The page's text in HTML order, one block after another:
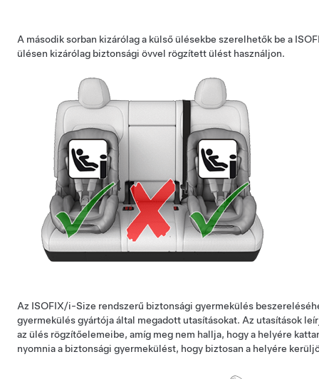
A második sorban kizárólag a külső ülésekbe szerelhetők be a
ülésen kizárólag biztonsági övvel rögzített ülést használjon.
Az ISOFIX/i-Size rendszerű biztonsági gyermekülés
gyermekülés gyártója által megadott utasításokat. Az utasítások
az ülés rögzítőelemeibe, amíg meg nem hallja, hogy a helyére
nyomnia a biztonsági gyermekülést, hogy biztosan a helyére